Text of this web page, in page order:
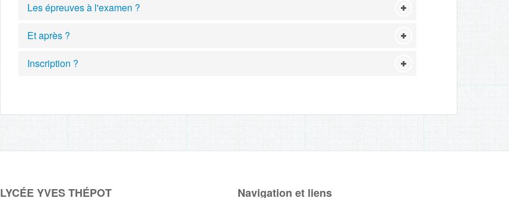
Les épreuves à l'examen ?
Et après ?
Inscription ?
LYCÉE YVES THÉPOT Navigation et liens